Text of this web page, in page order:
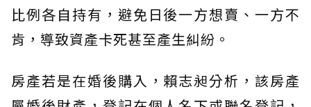
比例各自持有，避免日後一方想賣、一方不
肯，導致資產卡死甚至產生糾紛。
房產若是在婚後購入，賴志昶分析，該房產